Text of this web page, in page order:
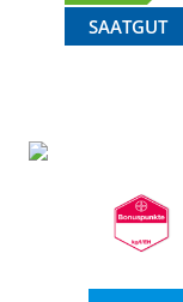
SAATGUT